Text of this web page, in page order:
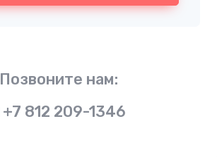
Позвоните нам:
+7 812 209-1346